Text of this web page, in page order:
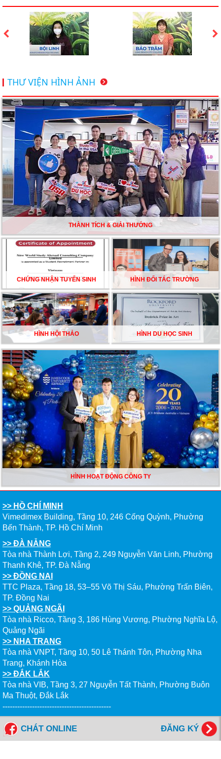
Du học Mỹ 2026 - Lấy bằng cử nhân lúc 20 tuổi cùng
chương trình High School Completion, Washington
bạn khám phá
Du học Mỹ năm 2026: Cơ hội học tập và trải nghiệm tại
nền giáo dục hàng đầu
TƯ VẤN DU HỌC TOÀN DIỆN – BƯỚC ĐỆM VỮNG
CHẮC TỪ NEW WORLD EDUCATION
DU HỌC ÚC DẦN TRỞ THÀNH LỰA CHỌN HÀNG
ĐẦU CỦA DU HỌC SINH NĂM 2026 – VÀ TẤT CẢ
ĐỀU CÓ LÝ DO!!
CHẠM GIẤC MƠ DU HỌC MỸ – BẮT ĐẦU TỪ NGÀY
HỘI GHI DANH & SĂN HỌC BỔNG KỲ SPRING 2026
THƯ VIỆN HÌNH ẢNH
THÀNH TÍCH & GIẢI THƯỞNG
CHỨNG NHẬN TUYỂN SINH HÌNH ĐỐI TÁC TRƯỜNG
HÌNH HỘI THẢO HÌNH DU HỌC SINH
HÌNH HOẠT ĐỘNG CÔNG TY
>> HỒ CHÍ MINH
Vimedimex Building, Tầng 10, 246 Cống Quỳnh, Phường
Bến Thành, TP. Hồ Chí Minh
>> ĐÀ NẴNG
Tòa nhà Thành Lợi, Tầng 2, 249 Nguyễn Văn Linh, Phường
Thanh Khê, TP. Đà Nẵng
>> ĐỒNG NAI
TTC Plaza, Tầng 18, 53–55 Võ Thị Sáu, Phường Trấn Biên,
TP. Đồng Nai
>> QUẢNG NGÃI
Tòa nhà Ricco, Tầng 3, 186 Hùng Vương, Phường Nghĩa Lộ,
Quảng Ngãi
>> NHA TRANG
Tòa nhà VNPT, Tầng 10, 50 Lê Thánh Tôn, Phường Nha
Trang, Khánh Hòa
>> ĐẮK LẮK
Tòa nhà VIB, Tầng 3, 27 Nguyễn Tất Thành, Phường Buôn
Ma Thuột, Đắk Lắk
--------------------------------------------
Tổng đài miễn cước: 1800 6577
FANPAGES NEW WORLD EDUCATION
ĐĂNG KÝ
CHÁT ONLINE